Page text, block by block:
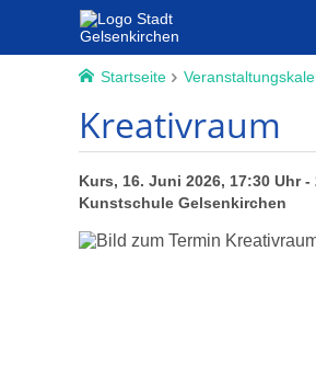
Startseite
Kreativraum
Kurs, 16. Juni 2026, 17:30 Uhr -
Kunstschule Gelsenkirchen